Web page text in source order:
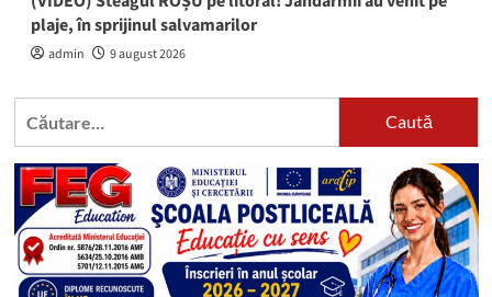
plaje, în sprijinul salvamarilor
admin 9 august 2026